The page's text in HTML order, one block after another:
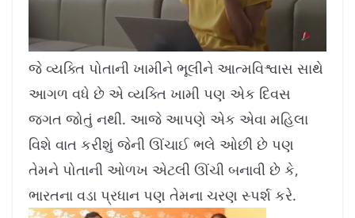
n
u
t
o
d
e
:
1
4
જે વ્યક્તિ પોતાની ખામીને ભૂલીને આત્મવિશ્વાસ સાથે
આગળ વધે છે એ વ્યક્તિ ખામી પણ એક દિવસ
જગત જોતું નથી. આજે આપણે એક એવા મહિલા
વિશે વાત કરીશું જેની ઊંચાઈ ભલે ઓછી છે પણ
તેમને પોતાની ઓળખ એટલી ઊંચી બનાવી છે કે,
ભારતના વડા પ્રધાન પણ તેમના ચરણ સ્પર્શ કરે.